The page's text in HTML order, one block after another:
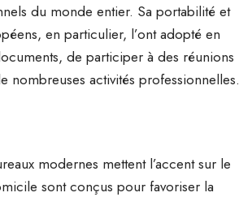
du monde entier. Sa portabilité et
en particulier, l’ont adopté en
de participer à des réunions
nombreuses activités professionnelles.
modernes mettent l’accent sur le
sont conçus pour favoriser la